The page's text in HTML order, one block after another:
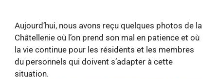
Aujourd’hui, nous avons reçu quelques photos de la
Châtellenie où l’on prend son mal en patience et où
la vie continue pour les résidents et les membres
du personnels qui doivent s’adapter à cette
situation.